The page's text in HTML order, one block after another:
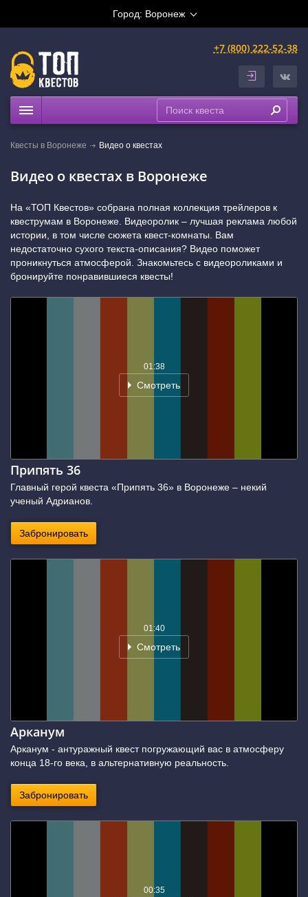
Город: Воронеж
+7 (800) 222-52-38
Рейтинги
Квесты в Воронеже Видео о квестах
Видео о квестах в Воронеже
На «ТОП Квестов» собрана полная коллекция трейлеров к
квеструмам в Воронеже. Видеоролик – лучшая реклама любой
истории, в том числе сюжета квест-комнаты. Вам
недостаточно сухого текста-описания? Видео поможет
проникнуться атмосферой. Знакомьтесь с видеороликами и
бронируйте понравившиеся квесты!
01:38
Смотреть
Припять 36
Главный герой квеста «Припять 36» в Воронеже – некий
ученый Адрианов.
Забронировать
01:40
Смотреть
Арканум
Арканум - антуражный квест погружающий вас в атмосферу
конца 18-го века, в альтернативную реальность.
Забронировать
00:35